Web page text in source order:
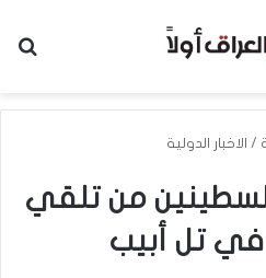
/ الاخبار الدولية
من تلقي
تل أبيب